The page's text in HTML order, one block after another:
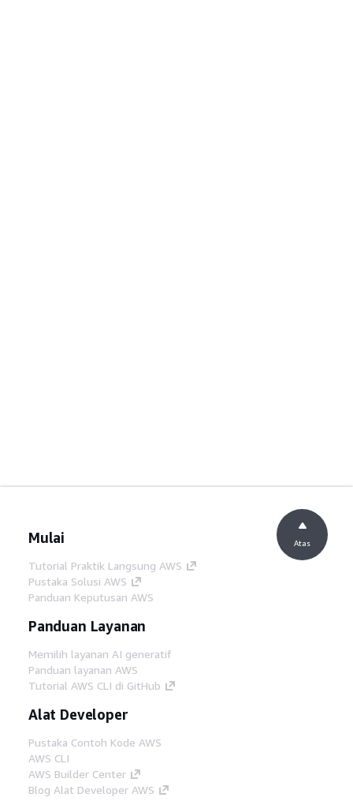
Mulai
Tutorial Praktik Langsung AWS
Pustaka Solusi AWS
Panduan Keputusan AWS
Panduan Layanan
Memilih layanan AI generatif
Panduan layanan AWS
Tutorial AWS CLI di GitHub
Alat Developer
Pustaka Contoh Kode AWS
AWS CLI
AWS Builder Center
Blog Alat Developer AWS
Atas